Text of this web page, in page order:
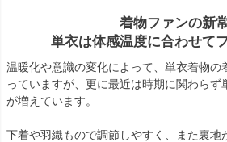
着物ファンの新
単衣は体感温度に合わせて
温暖化や意識の変化によって、単衣着物の
っていますが、更に最近は時期に関わらず
が増えています。
下着や羽織もので調節しやすく、また裏地